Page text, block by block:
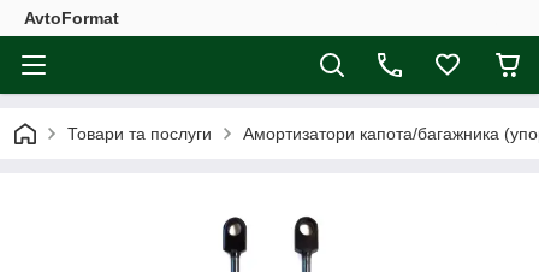
AvtoFormat
Товари та послуги Амортизатори капота/багажника